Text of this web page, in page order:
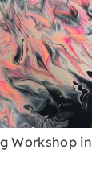
Workshop in